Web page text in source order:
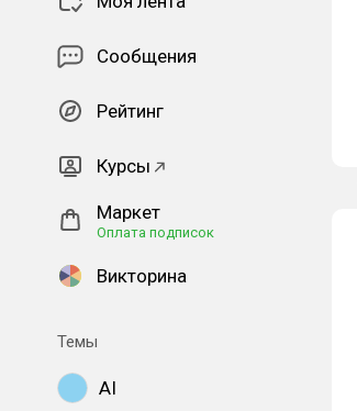
Сообщения
Рейтинг
Курсы
Маркет
Оплата подписок
Викторина
Темы
AI